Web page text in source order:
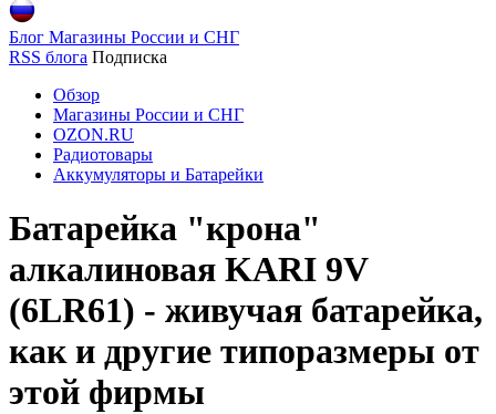
Блог Магазины России и СНГ
RSS блога Подписка
Обзор
Магазины России и СНГ
OZON.RU
Радиотовары
Аккумуляторы и Батарейки
Батарейка "крона"
алкалиновая KARI 9V
(6LR61) - живучая батарейка,
как и другие типоразмеры от
этой фирмы